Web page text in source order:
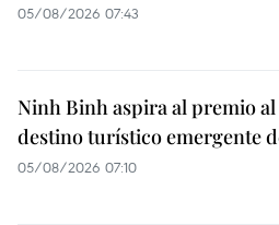
05/08/2026 07:43
Ninh Binh aspira al premio
destino turístico emergente
05/08/2026 07:10